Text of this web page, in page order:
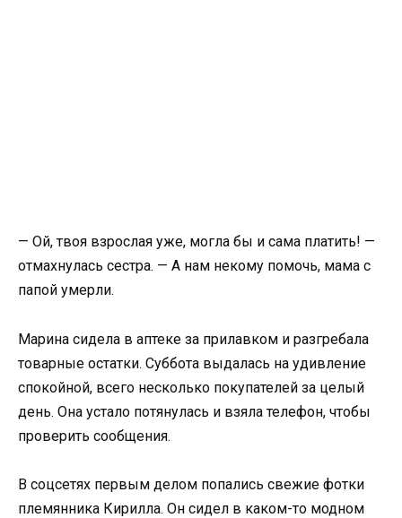
— Ой, твоя взрослая уже, могла бы и сама платить! —
отмахнулась сестра. — А нам некому помочь, мама с
папой умерли.
Марина сидела в аптеке за прилавком и разгребала
товарные остатки. Суббота выдалась на удивление
спокойной, всего несколько покупателей за целый
день. Она устало потянулась и взяла телефон, чтобы
проверить сообщения.
В соцсетях первым делом попались свежие фотки
племянника Кирилла. Он сидел в каком-то модном